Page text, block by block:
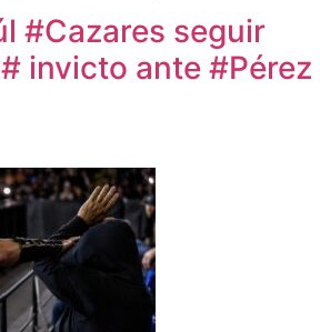
#Cazares seguir
invicto ante #Pérez